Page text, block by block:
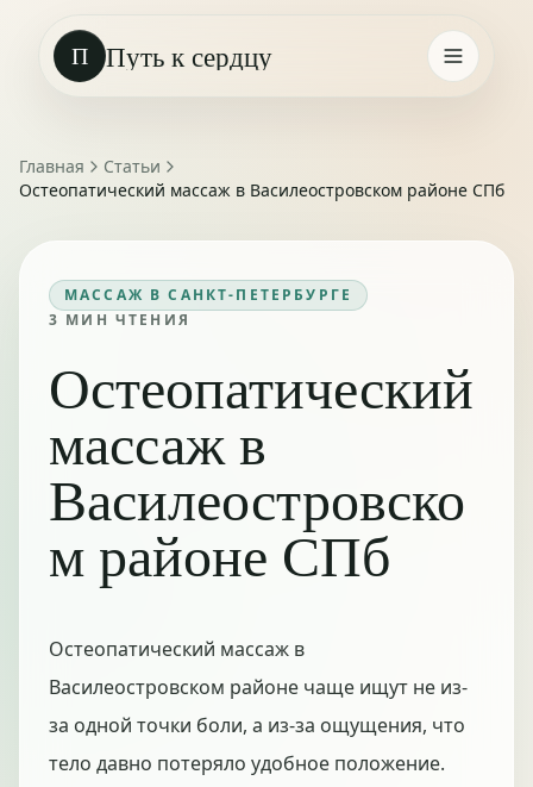
П Путь к сердцу
Главная
Статьи
Остеопатический массаж в Василеостровском районе СПб
МАССАЖ В САНКТ-ПЕТЕРБУРГЕ
3 МИН ЧТЕНИЯ
Остеопатический
массаж в
Василеостровско
м районе СПб
Остеопатический массаж в
Василеостровском районе чаще ищут не из-
за одной точки боли, а из-за ощущения, что
тело давно потеряло удобное положение.